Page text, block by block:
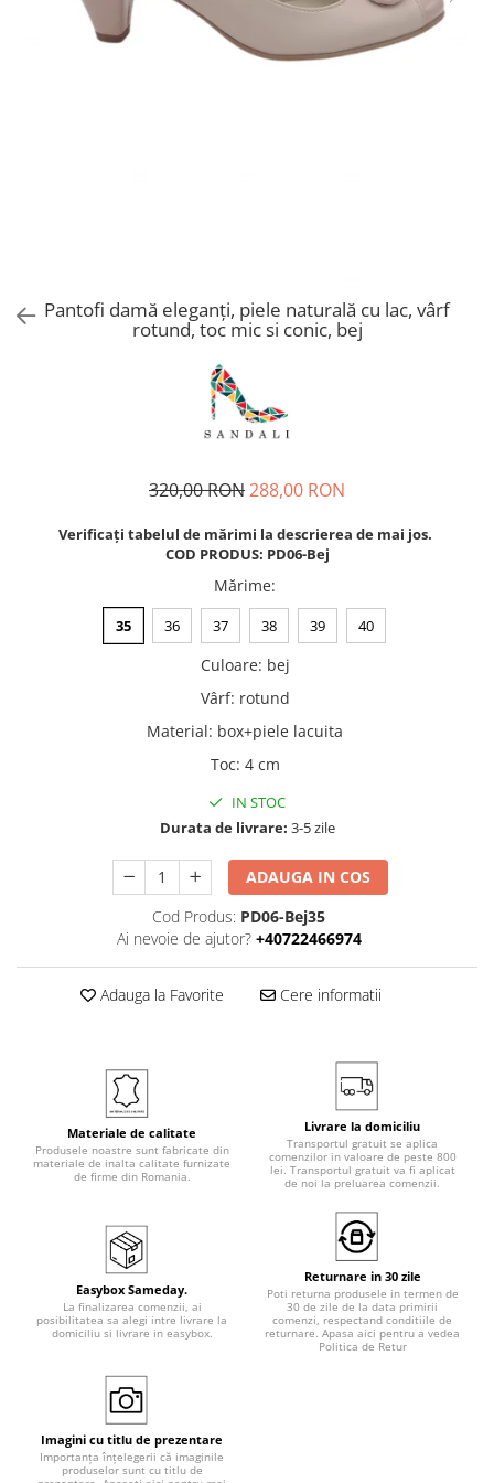
Pantofi damă eleganți, piele naturală cu lac, vârf
rotund, toc mic si conic, bej
320,00 RON288,00 RON
Verificați tabelul de mărimi la descrierea de mai jos.
COD PRODUS: PD06-Bej
Mărime:
35 36 37 38 39 40
Culoare: bej
Vârf: rotund
Material: box+piele lacuita
Toc: 4 cm
IN STOC
Durata de livrare: 3-5 zile
ADAUGA IN COS
Cod Produs: PD06-Bej35
Ai nevoie de ajutor? +40722466974
Adauga la Favorite Cere informatii
Materiale de calitate
Produsele noastre sunt fabricate din
materiale de inalta calitate furnizate
de firme din Romania.
Livrare la domiciliu
Transportul gratuit se aplica
comenzilor in valoare de peste 800
lei. Transportul gratuit va fi aplicat
de noi la preluarea comenzii.
Easybox Sameday.
La finalizarea comenzii, ai
posibilitatea sa alegi intre livrare la
domiciliu si livrare in easybox.
Returnare in 30 zile
Poti returna produsele in termen de
30 de zile de la data primirii
comenzi, respectand conditiile de
returnare. Apasa aici pentru a vedea
Politica de Retur
Imagini cu titlu de prezentare
Importanța înțelegerii că imaginile
produselor sunt cu titlu de